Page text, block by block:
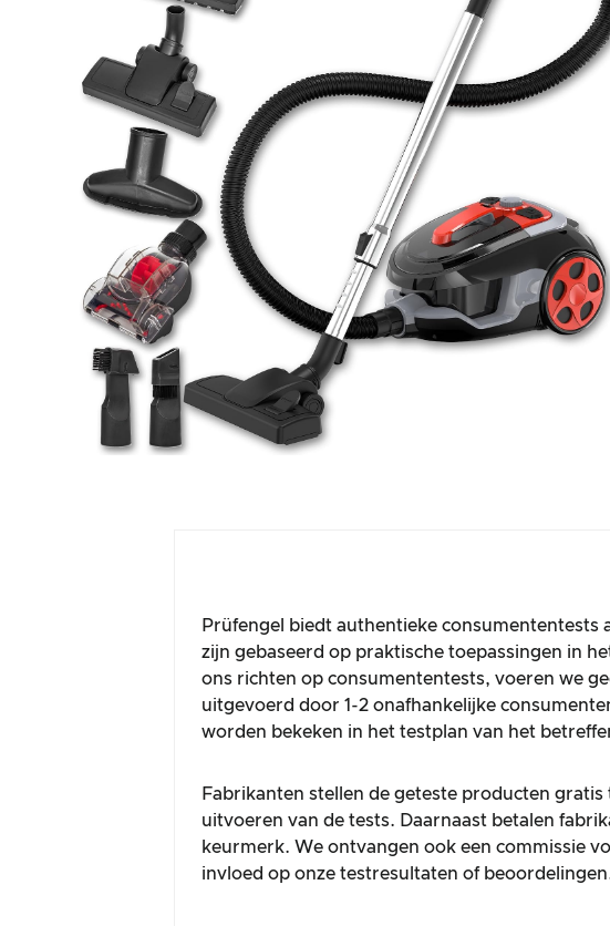
Prüfengel biedt authentieke
zijn gebaseerd op praktische toepassingen in
ons richten op consumententests, voeren we
uitgevoerd door 1-2 onafhankelijke
worden bekeken in het testplan van het
Fabrikanten stellen de geteste producten
uitvoeren van de tests. Daarnaast betalen
keurmerk. We ontvangen ook een commissie
invloed op onze testresultaten of